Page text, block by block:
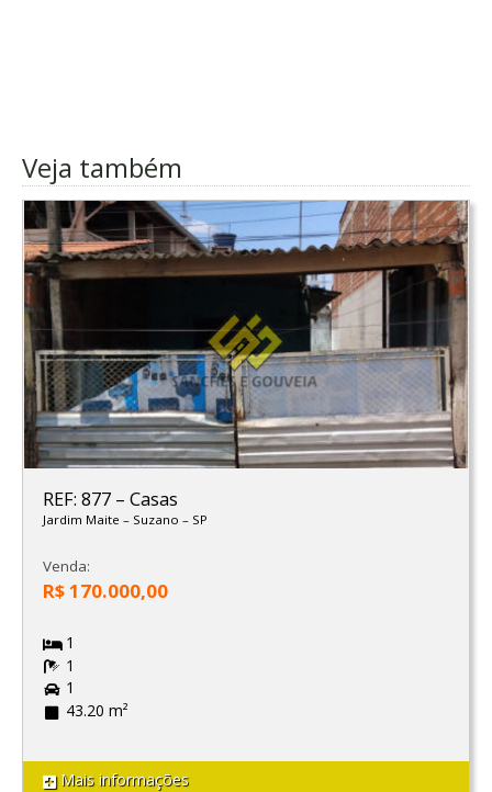
Veja também
REF: 877 – Casas
Jardim Maite – Suzano – SP
Venda:
R$ 170.000,00
1
1
1
43.20 m²
Mais informações